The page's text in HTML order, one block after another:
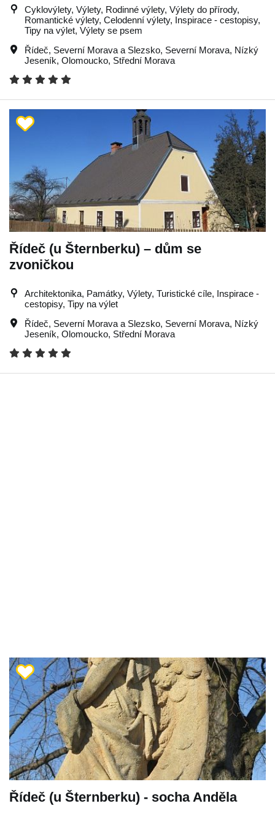
Cyklovýlety, Výlety, Rodinné výlety, Výlety do přírody,
Romantické výlety, Celodenní výlety, Inspirace - cestopisy,
Tipy na výlet, Výlety se psem
Řídeč, Severní Morava a Slezsko, Severní Morava, Nízký
Jeseník, Olomoucko, Střední Morava
Řídeč (u Šternberku) – dům se
zvoničkou
Architektonika, Památky, Výlety, Turistické cíle, Inspirace -
cestopisy, Tipy na výlet
Řídeč, Severní Morava a Slezsko, Severní Morava, Nízký
Jeseník, Olomoucko, Střední Morava
Řídeč (u Šternberku) - socha Anděla